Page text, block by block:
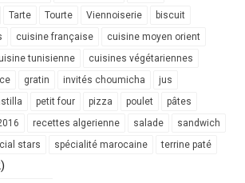
Tarte Tourte Viennoiserie
biscuit
cuisine française
cuisine moyen orient
tunisienne
cuisines végétariennes
gratin invités choumicha
jus
petit four pizza poulet
pâtes
recettes algerienne salade
sandwich
stars spécialité marocaine terrine paté